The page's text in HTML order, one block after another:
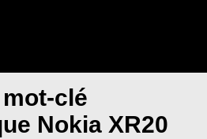
clé
Nokia XR20